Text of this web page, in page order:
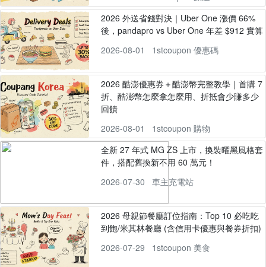
2026 外送省錢對決｜Uber One 漲價 66%
後，pandapro vs Uber One 年差 $912 實算
2026-08-01
1stcoupon 優惠碼
2026 酷澎優惠券＋酷澎幣完整教學｜首購 7
折、酷澎幣怎麼拿怎麼用、折抵會少賺多少
回饋
2026-08-01
1stcoupon 購物
全新 27 年式 MG ZS 上市，換裝曜黑風格套
件，搭配舊換新不用 60 萬元！
2026-07-30
車主充電站
2026 母親節餐廳訂位指南：Top 10 必吃吃
到飽/米其林餐廳 (含信用卡優惠與餐券折扣)
2026-07-29
1stcoupon 美食